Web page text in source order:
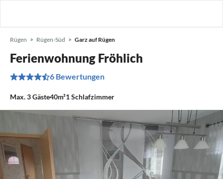
Rügen Rügen-Süd Garz auf Rügen
Ferienwohnung Fröhlich
6 Bewertungen
Max.3Gäste40m²1Schlafzimmer